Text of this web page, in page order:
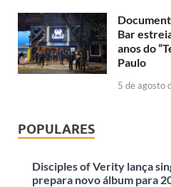
Bar
anos do
Paulo
5 de agosto
POPULARES
Disciples of Verity lança
prepara novo álbum para